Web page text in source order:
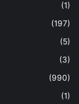
(1)
(197)
(5)
(3)
(990)
(1)